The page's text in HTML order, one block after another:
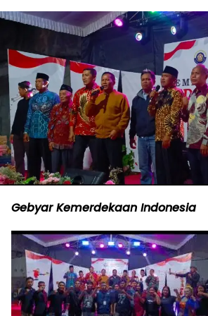
Gebyar Kemerdekaan Indonesia